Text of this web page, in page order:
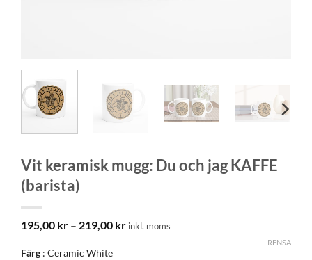
Vit keramisk mugg: Du och jag KAFFE
(barista)
195,00 kr – 219,00 krPrisintervall:
inkl. moms
Färg Ceramic White
RENSA